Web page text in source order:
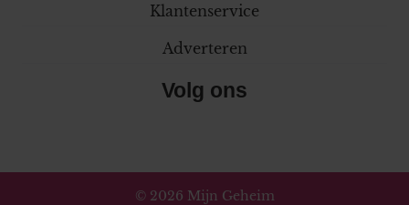
Klantenservice
Adverteren
Volg ons
© 2026 Mijn Geheim